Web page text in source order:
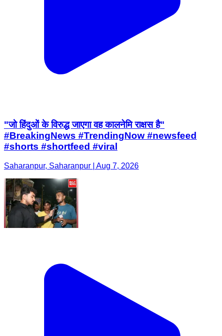
"जो हिंदुओं के विरुद्ध जाएगा वह कालनेमि राक्षस है"
#BreakingNews #TrendingNow #newsfeed
#shorts #shortfeed #viral
Saharanpur, Saharanpur | Aug 7, 2026